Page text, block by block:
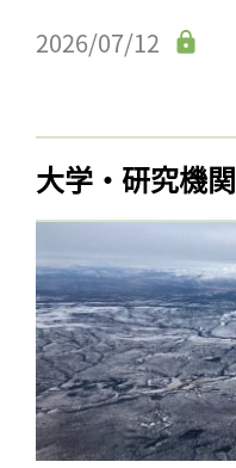
2026/07/12
大学・研究機関